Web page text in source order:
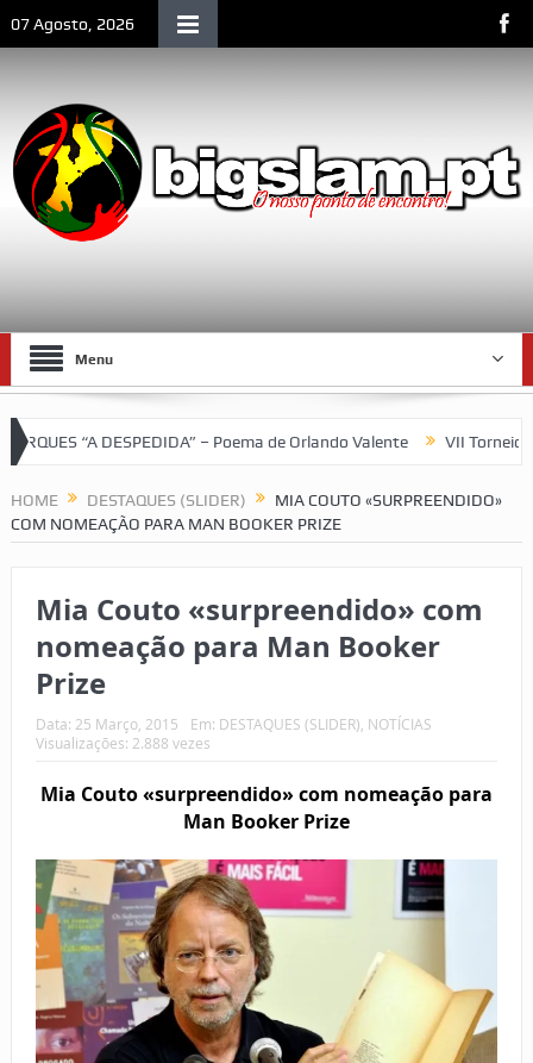
07 Agosto, 2026
Menu
“A DESPEDIDA” – Poema de Orlando Valente VII Torneio das
HOME DESTAQUES (SLIDER)
MIA COUTO «SURPREENDIDO»
COM NOMEAÇÃO PARA MAN BOOKER PRIZE
Mia Couto «surpreendido» com
nomeação para Man Booker
Prize
Data: 25 Março, 2015 Em: DESTAQUES (SLIDER) NOTÍCIAS
Visualizações: 2.888 vezes
Mia Couto «surpreendido» com nomeação para
Man Booker Prize